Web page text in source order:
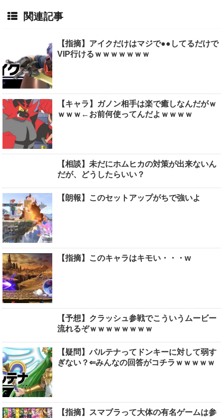
関連記事
【指摘】アイクだけはマジで●●してるだけで
VIP行けるｗｗｗｗｗｗｗ
【キャラ】ガノン相手は楽で癒しなんだがｗ
ｗｗｗ←お前何使ってんだよｗｗｗｗ
【相談】未だにホムヒカの対策が出来ないん
だが、どうしたらいい？
【朗報】このセットアップがちで強いよ
【指摘】このキャラはキモい・・・w
【予想】クラッシュ参戦でこういうムービー
流れるぞｗｗｗｗｗｗｗｗ
【疑問】パルテナってドンキーに対して弱す
ぎない？⇐みんなの回答がコチラｗｗｗｗｗ
【指摘】スマブラって大体の有名ゲームは参